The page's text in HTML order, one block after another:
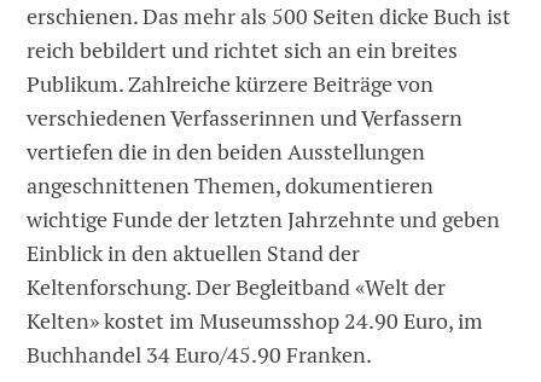
erschienen. Das mehr als 500 Seiten dicke Buch ist
reich bebildert und richtet sich an ein breites
Publikum. Zahlreiche kürzere Beiträge von
verschiedenen Verfasserinnen und Verfassern
vertiefen die in den beiden Ausstellungen
angeschnittenen Themen, dokumentieren
wichtige Funde der letzten Jahrzehnte und geben
Einblick in den aktuellen Stand der
Keltenforschung. Der Begleitband «Welt der
Kelten» kostet im Museumsshop 24.90 Euro, im
Buchhandel 34 Euro/45.90 Franken.